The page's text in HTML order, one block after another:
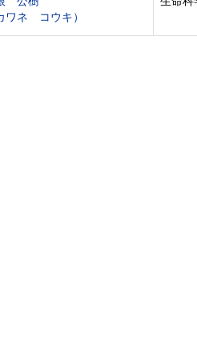
ワネ コウキ）